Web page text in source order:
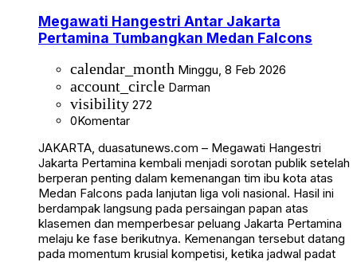
Megawati Hangestri Antar Jakarta
Pertamina Tumbangkan Medan Falcons
calendar_month Minggu, 8 Feb 2026
account_circle Darman
visibility 272
0Komentar
JAKARTA, duasatunews.com – Megawati Hangestri
Jakarta Pertamina kembali menjadi sorotan publik setelah
berperan penting dalam kemenangan tim ibu kota atas
Medan Falcons pada lanjutan liga voli nasional. Hasil ini
berdampak langsung pada persaingan papan atas
klasemen dan memperbesar peluang Jakarta Pertamina
melaju ke fase berikutnya. Kemenangan tersebut datang
pada momentum krusial kompetisi, ketika jadwal padat